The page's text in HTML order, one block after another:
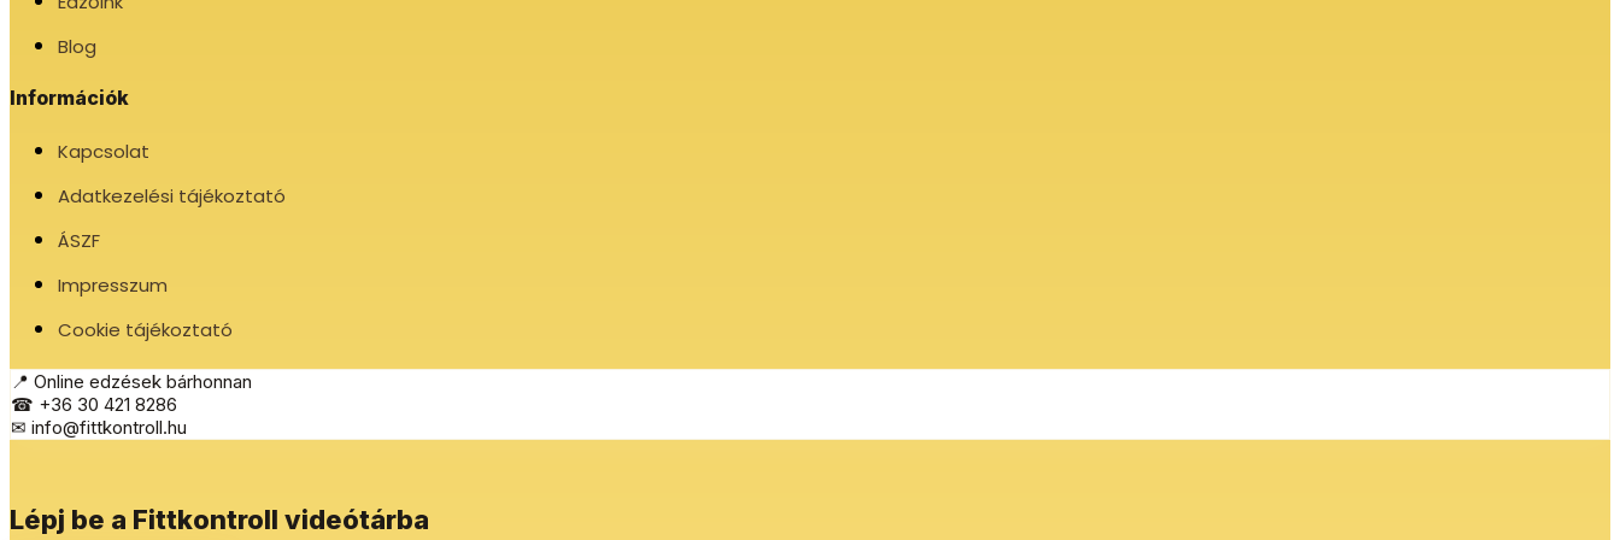
Blog
Információk
Kapcsolat
Adatkezelési tájékoztató
ÁSZF
Impresszum
Cookie tájékoztató
📍 Online edzések bárhonnan
☎ +36 30 421 8286
✉ info@fittkontroll.hu
Lépj be a Fittkontroll videótárba